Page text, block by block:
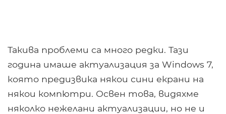
Такива проблеми са много редки. Тази
година имаше актуализация за Windows 7,
която предизвика някои сини екрани на
някои компютри. Освен това, видяхме
няколко нежелани актуализации, но не и